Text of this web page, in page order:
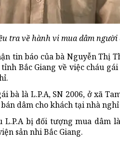
tra về hành vi mua dâm
tin báo của bà Nguyễn Thị
Bắc Giang về việc cháu
bà là L.P.A, SN 2006, ở xã
dâm cho khách tại nhà nghỉ
L.P.A bị đối tượng mua dâm
sản nhi Bắc Giang.